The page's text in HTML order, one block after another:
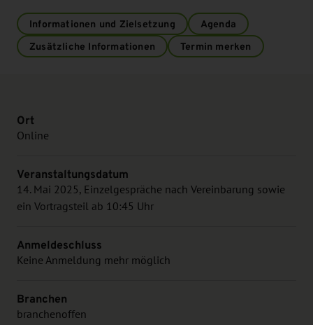
Informationen und Zielsetzung
Agenda
Zusätzliche Informationen
Termin merken
Ort
Online
Veranstaltungsdatum
14. Mai 2025, Einzelgespräche nach Vereinbarung sowie
ein Vortragsteil ab 10:45 Uhr
Anmeldeschluss
Keine Anmeldung mehr möglich
Branchen
branchenoffen